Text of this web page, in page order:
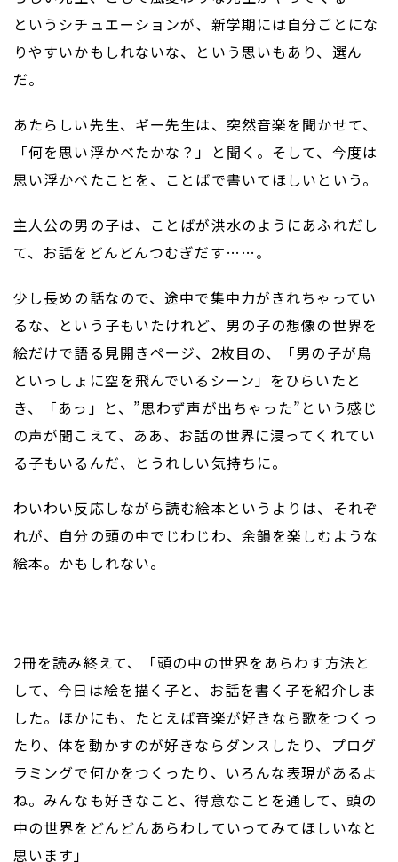
というシチュエーションが、新学期には自分ごとにな
りやすいかもしれないな、という思いもあり、選ん
だ。
あたらしい先生、ギー先生は、突然音楽を聞かせて、
「何を思い浮かべたかな？」と聞く。そして、今度は
思い浮かべたことを、ことばで書いてほしいという。
主人公の男の子は、ことばが洪水のようにあふれだし
て、お話をどんどんつむぎだす……。
少し長めの話なので、途中で集中力がきれちゃってい
るな、という子もいたけれど、男の子の想像の世界を
絵だけで語る見開きページ、2枚目の、「男の子が鳥
といっしょに空を飛んでいるシーン」をひらいたと
き、「あっ」と、”思わず声が出ちゃった”という感じ
の声が聞こえて、ああ、お話の世界に浸ってくれてい
る子もいるんだ、とうれしい気持ちに。
わいわい反応しながら読む絵本というよりは、それぞ
れが、自分の頭の中でじわじわ、余韻を楽しむような
絵本。かもしれない。
2冊を読み終えて、「頭の中の世界をあらわす方法と
して、今日は絵を描く子と、お話を書く子を紹介しま
した。ほかにも、たとえば音楽が好きなら歌をつくっ
たり、体を動かすのが好きならダンスしたり、プログ
ラミングで何かをつくったり、いろんな表現があるよ
ね。みんなも好きなこと、得意なことを通して、頭の
中の世界をどんどんあらわしていってみてほしいなと
思います」